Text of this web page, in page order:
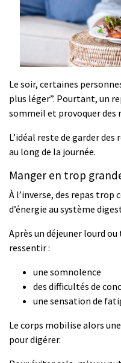
Le soir, certaines
plus léger”. Pourtant, un
sommeil et provoquer des
L’idéal reste de garder
au long de la journée.
Manger en trop
À l’inverse, des repas
d’énergie au système
Après un déjeuner lourd
ressentir :
une somnolence
des difficultés de
une sensation de
Le corps mobilise alors
pour digérer.